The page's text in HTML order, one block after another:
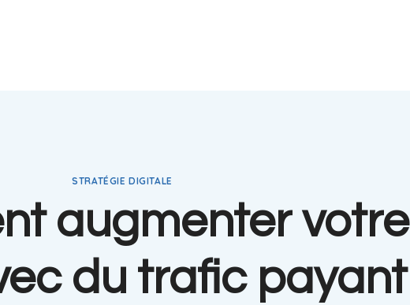
STRATÉGIE DIGITALE
augmenter votre
du trafic payant